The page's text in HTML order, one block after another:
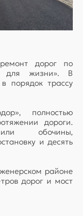
дорог по
для жизни». В
порядок трассу
полностью
дороги.
обочины,
и десять
районе
дорог и мост